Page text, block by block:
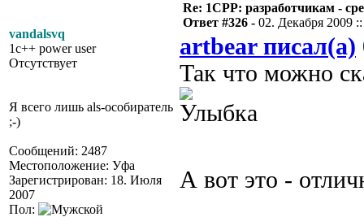
vandalsvq
1c++ power user
Отсутствует
Я всего лишь als-особиратель
;-)
Сообщений: 2487
Местоположение: Уфа
Зарегистрирован: 18. Июля
2007
Пол:
Re: 1CPP: разработчикам -
Ответ #326 - 02. Декабря 2009
artbear писал(а)
Так что можно
А вот это -